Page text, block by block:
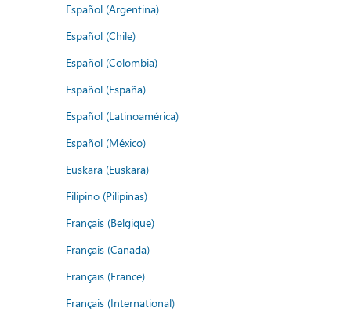
Español (Argentina)
Español (Chile)
Español (Colombia)
Español (España)
Español (Latinoamérica)
Español (México)
Euskara (Euskara)
Filipino (Pilipinas)
Français (Belgique)
Français (Canada)
Français (France)
Français (International)